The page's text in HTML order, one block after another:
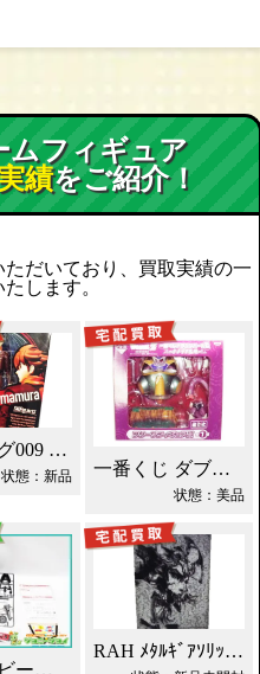
ムフィギュア
績をご紹介！
だいており、買取実績の一
します。
サイボーグ009 島村ジョー買取！
状態：新品 一番くじ ダブルチャンス フリーザ 買取！
状態：美品
RAH ﾒﾀﾙｷﾞｱｿﾘｯﾄﾞ4 雷電 買取！